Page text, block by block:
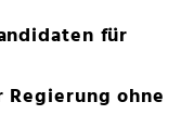
für
ohne